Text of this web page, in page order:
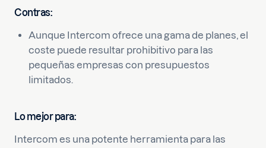
Contras:
Aunque Intercom ofrece una gama de planes, el
coste puede resultar prohibitivo para las
pequeñas empresas con presupuestos
limitados.
Lo mejor para:
Intercom es una potente herramienta para las